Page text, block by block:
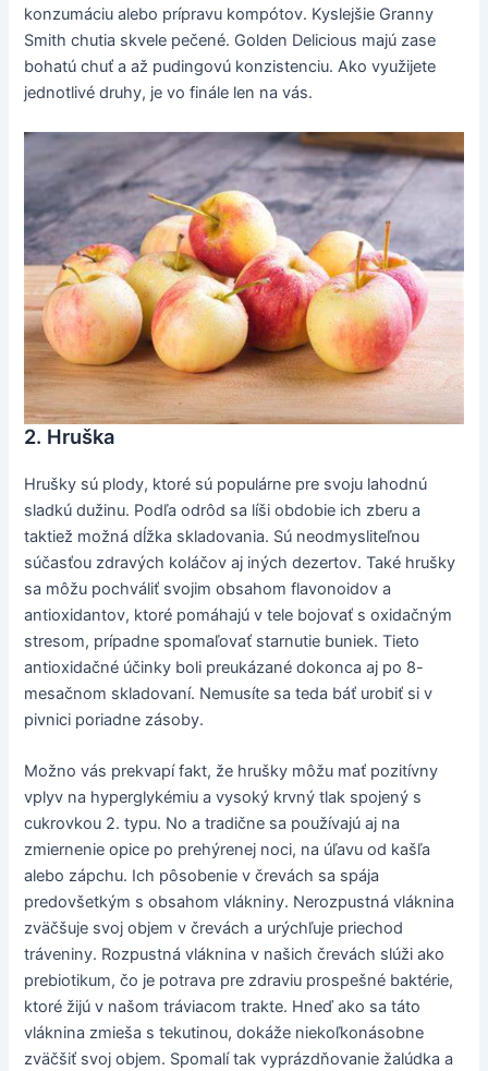
konzumáciu alebo prípravu kompótov. Kyslejšie Granny
Smith chutia skvele pečené. Golden Delicious majú zase
bohatú chuť a až pudingovú konzistenciu. Ako využijete
jednotlivé druhy, je vo finále len na vás.
2. Hruška
Hrušky sú plody, ktoré sú populárne pre svoju lahodnú
sladkú dužinu. Podľa odrôd sa líši obdobie ich zberu a
taktiež možná dĺžka skladovania. Sú neodmysliteľnou
súčasťou zdravých koláčov aj iných dezertov. Také hrušky
sa môžu pochváliť svojim obsahom flavonoidov a
antioxidantov, ktoré pomáhajú v tele bojovať s oxidačným
stresom, prípadne spomaľovať starnutie buniek. Tieto
antioxidačné účinky boli preukázané dokonca aj po 8-
mesačnom skladovaní. Nemusíte sa teda báť urobiť si v
pivnici poriadne zásoby.
Možno vás prekvapí fakt, že hrušky môžu mať pozitívny
vplyv na hyperglykémiu a vysoký krvný tlak spojený s
cukrovkou 2. typu. No a tradične sa používajú aj na
zmiernenie opice po prehýrenej noci, na úľavu od kašľa
alebo zápchu. Ich pôsobenie v črevách sa spája
predovšetkým s obsahom vlákniny. Nerozpustná vláknina
zväčšuje svoj objem v črevách a urýchľuje priechod
tráveniny. Rozpustná vláknina v našich črevách slúži ako
prebiotikum, čo je potrava pre zdraviu prospešné baktérie,
ktoré žijú v našom tráviacom trakte. Hneď ako sa táto
vláknina zmieša s tekutinou, dokáže niekoľkonásobne
zväčšiť svoj objem. Spomalí tak vyprázdňovanie žalúdka a